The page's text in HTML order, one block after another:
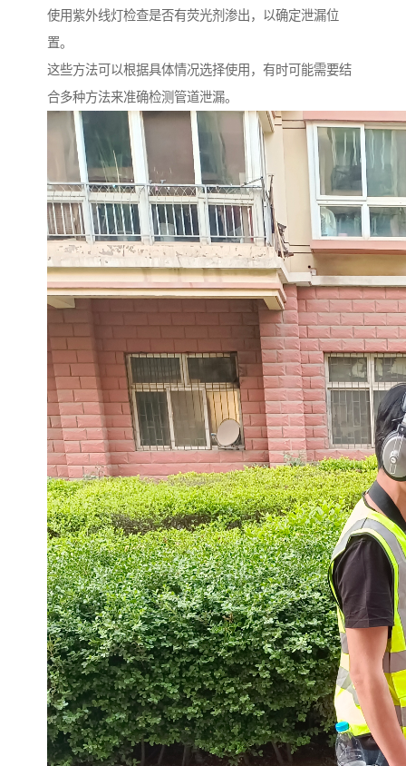
使用紫外线灯检查是否有荧光剂渗出，以确定泄漏位
置。
这些方法可以根据具体情况选择使用，有时可能需要结
合多种方法来准确检测管道泄漏。